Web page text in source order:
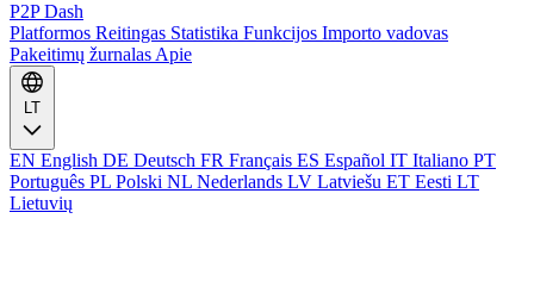
P2P Dash
Platformos Reitingas Statistika Funkcijos Importo vadovas
Pakeitimų žurnalas Apie
LT
EN English DE Deutsch FR Français ES Español IT Italiano PT
Português PL Polski NL Nederlands LV Latviešu ET Eesti LT
Lietuvių